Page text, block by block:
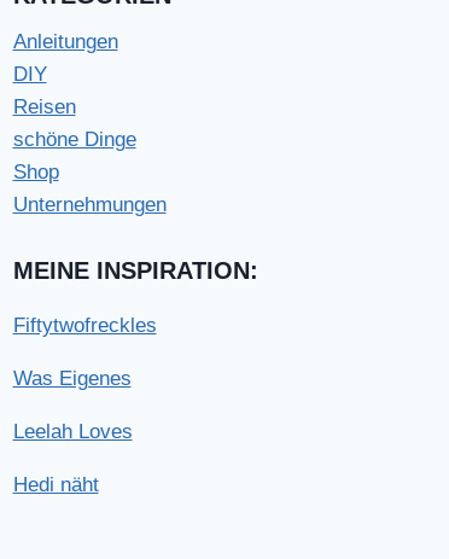
Anleitungen
DIY
Reisen
schöne Dinge
Shop
Unternehmungen
MEINE INSPIRATION:
Fiftytwofreckles
Was Eigenes
Leelah Loves
Hedi näht